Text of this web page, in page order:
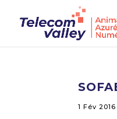
1 Fév 2016